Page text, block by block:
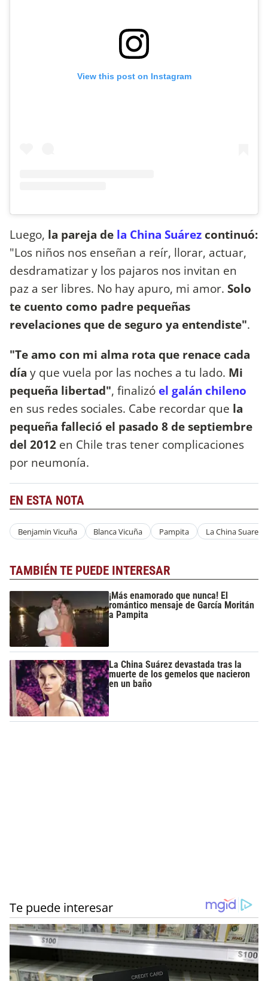
View this post on Instagram
Luego, la pareja de la China Suárez continuó:
"Los niños nos enseñan a reír, llorar, actuar,
desdramatizar y los pajaros nos invitan en
paz a ser libres. No hay apuro, mi amor. Solo
te cuento como padre pequeñas
revelaciones que de seguro ya entendiste".
"Te amo con mi alma rota que renace cada
día y que vuela por las noches a tu lado. Mi
pequeña libertad", finalizó el galán chileno
en sus redes sociales. Cabe recordar que la
pequeña falleció el pasado 8 de septiembre
del 2012 en Chile tras tener complicaciones
por neumonía.
EN ESTA NOTA
Benjamin Vicuña Blanca Vicuña Pampita La China Suarez
TAMBIÉN TE PUEDE INTERESAR
¡Más enamorado que nunca! El
romántico mensaje de García Moritán
a Pampita
La China Suárez devastada tras la
muerte de los gemelos que nacieron
en un baño